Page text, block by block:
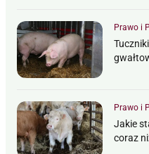
Prawo i
Prawo i
Jakie
coraz